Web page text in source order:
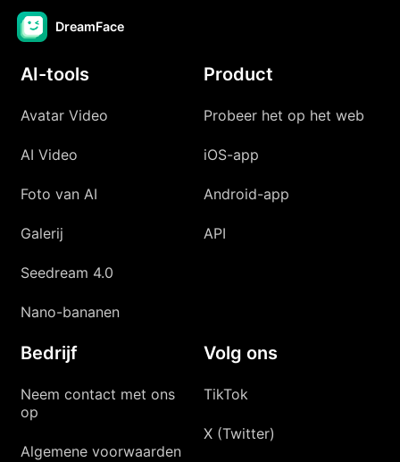
DreamFace
AI-tools
Avatar Video
AI Video
Foto van AI
Galerij
Seedream 4.0
Nano-bananen
Product
Probeer het op het web
iOS-app
Android-app
API
Bedrijf
Neem contact met ons
op
Algemene voorwaarden
Volg ons
TikTok
X (Twitter)